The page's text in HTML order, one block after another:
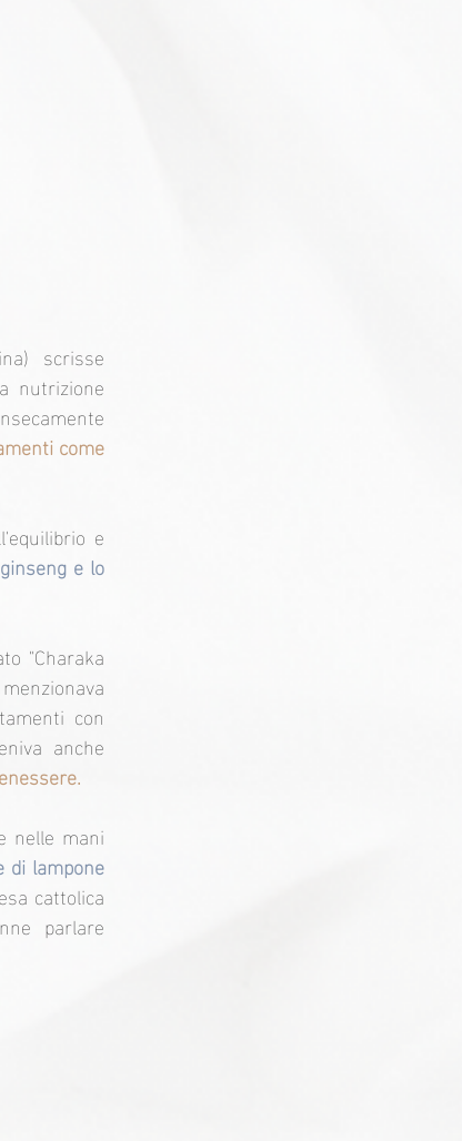
scrisse
nutrizione
come
e
e lo
"Charaka
con
anche
nelle mani
di lampone
cattolica
parlare